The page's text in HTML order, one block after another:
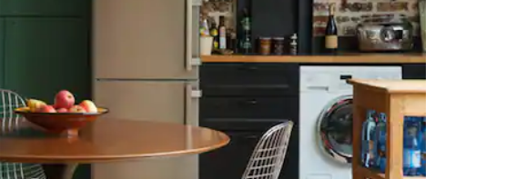
със стрелки нагоре и надолу или навигирайте с докосване или плъзгане.